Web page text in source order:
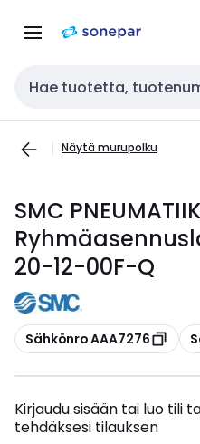
navigointiinsisältöön
Haku
Näytä murupolku
SMC
20-12-00F-Q
Kopioi
Sähkönro AAA7276
Kirjaudu sisään tai luo tili
tehdäksesi tilauksen